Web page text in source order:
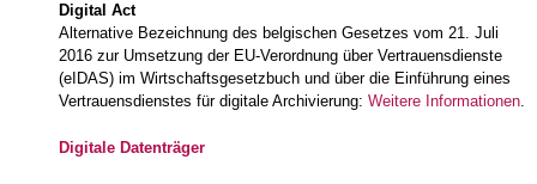
Digital Act
Alternative Bezeichnung des belgischen Gesetzes vom 21. Juli
2016 zur Umsetzung der EU-Verordnung über Vertrauensdienste
(eIDAS) im Wirtschaftsgesetzbuch und über die Einführung eines
Vertrauensdienstes für digitale Archivierung: Weitere Informationen.
Digitale Datenträger